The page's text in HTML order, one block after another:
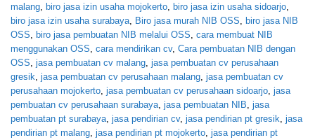
malang
biro jasa izin usaha mojokerto biro jasa izin usaha sidoarjo
biro jasa izin usaha surabaya
Biro jasa murah NIB OSS
biro jasa NIB
OSS
biro jasa pembuatan NIB melalui OSS cara membuat NIB
menggunakan OSS cara mendirikan cv, Cara pembuatan NIB dengan
OSS jasa pembuatan cv malang jasa pembuatan cv perusahaan
gresik jasa pembuatan cv perusahaan malang jasa pembuatan cv
perusahaan mojokerto jasa pembuatan cv perusahaan sidoarjo jasa
pembuatan cv perusahaan surabaya jasa pembuatan NIB jasa
pembuatan pt surabaya jasa pendirian cv, jasa pendirian pt gresik jasa
pendirian pt malang jasa pendirian pt mojokerto jasa pendirian pt